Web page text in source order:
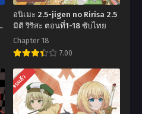
อนิเมะ 2.5-jigen no Ririsa 2.5
มิติ ริริสะ ตอนที่1-18 ซับไทย
Chapter 18
7.00
อ
นิ
เมะ
จบแล้ว